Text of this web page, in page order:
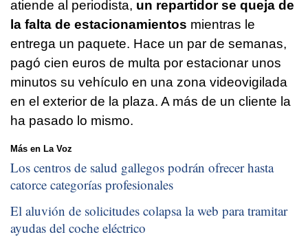
atiende al periodista, un repartidor se queja de
la falta de estacionamientos mientras le
entrega un paquete. Hace un par de semanas,
pagó cien euros de multa por estacionar unos
minutos su vehículo en una zona videovigilada
en el exterior de la plaza. A más de un cliente la
ha pasado lo mismo.
Más en La Voz
Los centros de salud gallegos podrán ofrecer hasta
catorce categorías profesionales
El aluvión de solicitudes colapsa la web para tramitar
ayudas del coche eléctrico